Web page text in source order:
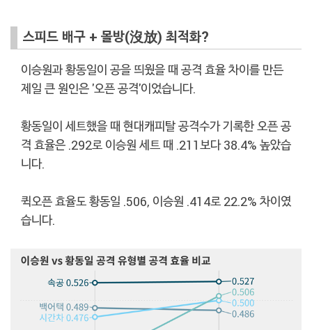
스피드 배구 + 몰방(沒放) 최적화?
이승원과 황동일이 공을 띄웠을 때 공격 효율 차이를 만든
제일 큰 원인은 '오픈 공격'이었습니다.
황동일이 세트했을 때 현대캐피탈 공격수가 기록한 오픈 공
격 효율은 .292로 이승원 세트 때 .211보다 38.4% 높았습
니다.
퀵오픈 효율도 황동일 .506, 이승원 .414로 22.2% 차이였
습니다.